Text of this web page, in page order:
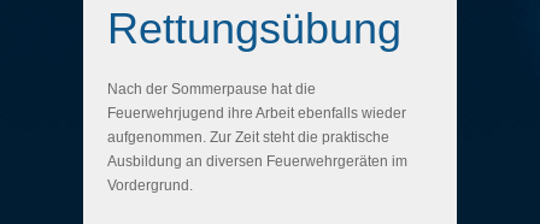
Rettungsübung
Nach der Sommerpause hat die
Feuerwehrjugend ihre Arbeit ebenfalls wieder
aufgenommen. Zur Zeit steht die praktische
Ausbildung an diversen Feuerwehrgeräten im
Vordergrund.